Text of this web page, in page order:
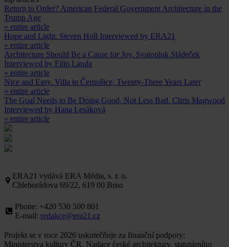
Return to Order? American Federal Government Architecture in the
Trump Age
» entire article
Hope and Light. Steven Holl Interviewed by ERA21
» entire article
Architecture Should Be a Cause for Joy. Svatopluk Sládeček
Interviewed by Filip Landa
» entire article
Nice and Easy. Villa in Černošice, Twenty-Three Years Later
» entire article
The Goal Needs to Be Doing Good, Not Less Bad. Chris Magwood
Interviewed by Hana Lesáková
» entire article
ERA21 vydává ERA Média, s. r. o.
Chleborádova 69/22, 619 00 Brno
Phone: +420 530 500 801
E-mail: redakce@era21.cz
Projekt se v roce 2026 uskutečňuje za finanční podpory:
Ministerstva kultury ČR, Nadace české architektury, statutárního